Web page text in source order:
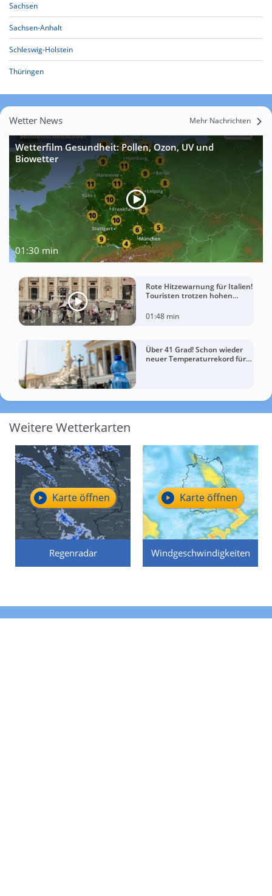
Sachsen
Sachsen-Anhalt
Schleswig-Holstein
Thüringen
Wetter News Mehr Nachrichten
Wetterfilm Gesundheit: Pollen, Ozon, UV und
Biowetter
01:30 min
Rote Hitzewarnung für Italien!
Touristen trotzen hohen
01:48 min
Über 41 Grad! Schon wieder
neuer Temperaturrekord für
Weitere Wetterkarten
Regenradar
Karte öffnen
Windgeschwindigkeiten
Karte öffnen